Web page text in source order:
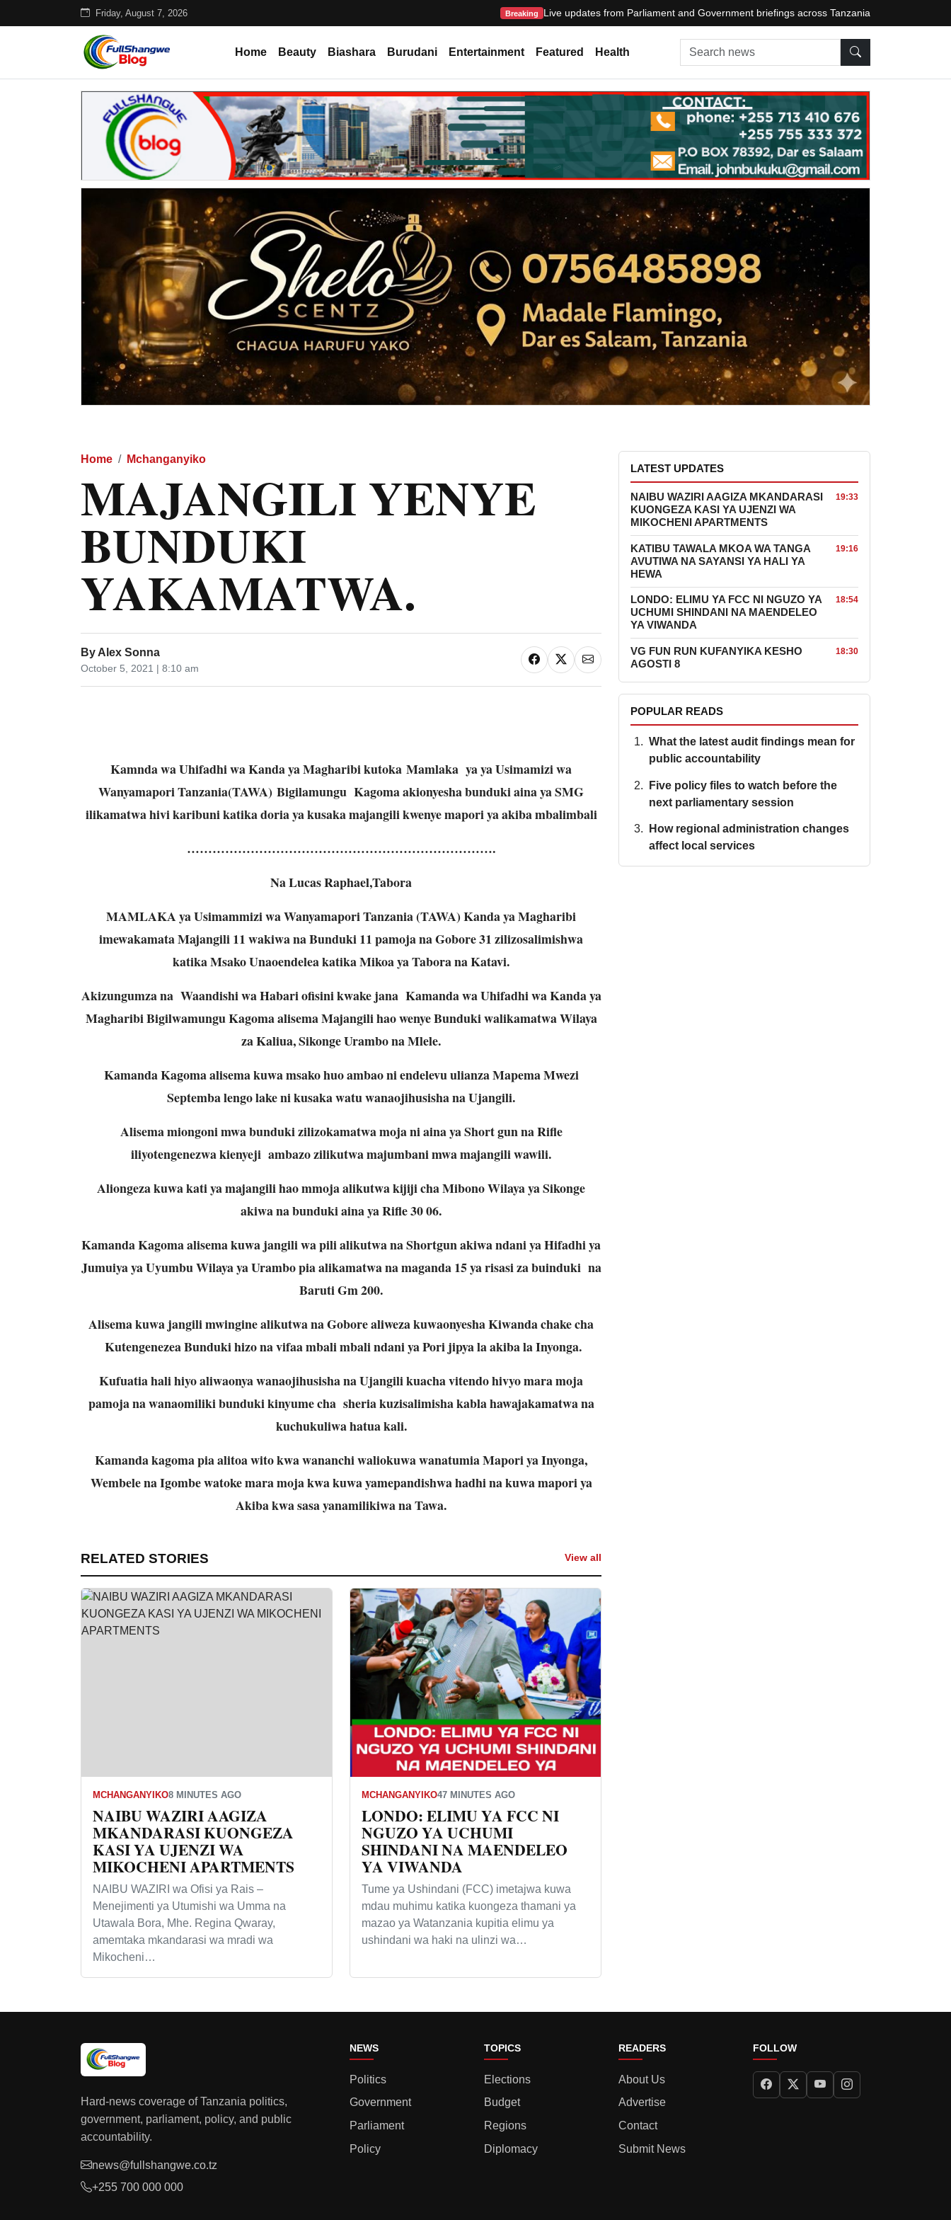
Friday, August 7, 2026 Breaking Live updates from Parliament and Government briefings across Tanzania
Home Beauty Biashara Burudani Entertainment Featured Health Search news
Home Mchanganyiko
MAJANGILI YENYE
BUNDUKI
YAKAMATWA.
By Alex Sonna
October 5, 2021 | 8:10 am
Kamnda wa Uhifadhi wa Kanda ya Magharibi kutoka Mamlaka ya ya Usimamizi wa
Wanyamapori Tanzania(TAWA) Bigilamungu Kagoma akionyesha bunduki aina ya SMG
ilikamatwa hivi karibuni katika doria ya kusaka majangili kwenye mapori ya akiba mbalimbali
……………………………………………………………….
Na Lucas Raphael,Tabora
MAMLAKA ya Usimammizi wa Wanyamapori Tanzania (TAWA) Kanda ya Magharibi
imewakamata Majangili 11 wakiwa na Bunduki 11 pamoja na Gobore 31 zilizosalimishwa
katika Msako Unaoendelea katika Mikoa ya Tabora na Katavi.
Akizungumza na Waandishi wa Habari ofisini kwake jana Kamanda wa Uhifadhi wa Kanda ya
Magharibi Bigilwamungu Kagoma alisema Majangili hao wenye Bunduki walikamatwa Wilaya
za Kaliua, Sikonge Urambo na Mlele.
Kamanda Kagoma alisema kuwa msako huo ambao ni endelevu ulianza Mapema Mwezi
Septemba lengo lake ni kusaka watu wanaojihusisha na Ujangili.
Alisema miongoni mwa bunduki zilizokamatwa moja ni aina ya Short gun na Rifle
iliyotengenezwa kienyeji ambazo zilikutwa majumbani mwa majangili wawili.
Aliongeza kuwa kati ya majangili hao mmoja alikutwa kijiji cha Mibono Wilaya ya Sikonge
akiwa na bunduki aina ya Rifle 30 06.
Kamanda Kagoma alisema kuwa jangili wa pili alikutwa na Shortgun akiwa ndani ya Hifadhi ya
Jumuiya ya Uyumbu Wilaya ya Urambo pia alikamatwa na maganda 15 ya risasi za buinduki na
Baruti Gm 200.
Alisema kuwa jangili mwingine alikutwa na Gobore aliweza kuwaonyesha Kiwanda chake cha
Kutengenezea Bunduki hizo na vifaa mbali mbali ndani ya Pori jipya la akiba la Inyonga.
Kufuatia hali hiyo aliwaonya wanaojihusisha na Ujangili kuacha vitendo hivyo mara moja
pamoja na wanaomiliki bunduki kinyume cha sheria kuzisalimisha kabla hawajakamatwa na
kuchukuliwa hatua kali.
Kamanda kagoma pia alitoa wito kwa wananchi waliokuwa wanatumia Mapori ya Inyonga,
Wembele na Igombe watoke mara moja kwa kuwa yamepandishwa hadhi na kuwa mapori ya
Akiba kwa sasa yanamilikiwa na Tawa.
RELATED STORIES View all
MCHANGANYIKO8 MINUTES AGO
NAIBU WAZIRI AAGIZA
MKANDARASI KUONGEZA
KASI YA UJENZI WA
MIKOCHENI APARTMENTS
NAIBU WAZIRI wa Ofisi ya Rais –
Menejimenti ya Utumishi wa Umma na
Utawala Bora, Mhe. Regina Qwaray,
amemtaka mkandarasi wa mradi wa
Mikocheni…
MCHANGANYIKO47 MINUTES AGO
LONDO: ELIMU YA FCC NI
NGUZO YA UCHUMI
SHINDANI NA MAENDELEO
YA VIWANDA
Tume ya Ushindani (FCC) imetajwa kuwa
mdau muhimu katika kuongeza thamani ya
mazao ya Watanzania kupitia elimu ya
ushindani wa haki na ulinzi wa…
LATEST UPDATES
NAIBU WAZIRI AAGIZA MKANDARASI
KUONGEZA KASI YA UJENZI WA
MIKOCHENI APARTMENTS
19:33
KATIBU TAWALA MKOA WA TANGA
AVUTIWA NA SAYANSI YA HALI YA
HEWA
19:16
LONDO: ELIMU YA FCC NI NGUZO YA
UCHUMI SHINDANI NA MAENDELEO
YA VIWANDA
18:54
VG FUN RUN KUFANYIKA KESHO
AGOSTI 8
18:30
POPULAR READS
What the latest audit findings mean for
public accountability
Five policy files to watch before the
next parliamentary session
How regional administration changes
affect local services
Hard-news coverage of Tanzania politics,
government, parliament, policy, and public
accountability.
news@fullshangwe.co.tz
+255 700 000 000
NEWS
Politics
Government
Parliament
Policy
TOPICS
Elections
Budget
Regions
Diplomacy
READERS
About Us
Advertise
Contact
Submit News
FOLLOW